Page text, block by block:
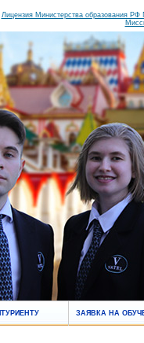
Лицензия Министерства образования РФ
ЗАЯВКА НА